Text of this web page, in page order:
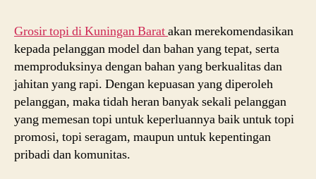
Grosir topi di Kuningan Baratakan merekomendasikan
kepada pelanggan model dan bahan yang tepat, serta
memproduksinya dengan bahan yang berkualitas dan
jahitan yang rapi. Dengan kepuasan yang diperoleh
pelanggan, maka tidah heran banyak sekali pelanggan
yang memesan topi untuk keperluannya baik untuk topi
promosi, topi seragam, maupun untuk kepentingan
pribadi dan komunitas.